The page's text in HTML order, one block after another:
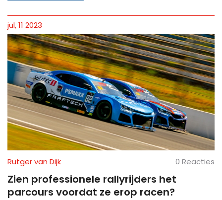
jul, 11 2023
Rutger van Dijk 0 Reacties
Zien professionele rallyrijders het
parcours voordat ze erop racen?